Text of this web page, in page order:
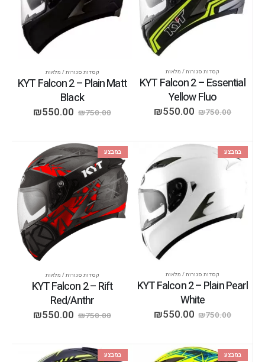
קסדות סגורות / מלאות
KYT Falcon 2 – Essential
Yellow Fluo
₪750.00
₪550.00
קסדות סגורות / מלאות
KYT Falcon 2 – Plain Matt
Black
₪750.00
₪550.00
במבצע
קסדות סגורות / מלאות
KYT Falcon 2 – Plain Pearl
White
₪750.00
₪550.00
במבצע
קסדות סגורות / מלאות
KYT Falcon 2 – Rift
Red/Anthr
₪750.00
₪550.00
במבצע במבצע